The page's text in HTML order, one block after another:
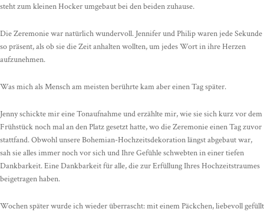
steht zum kleinen Hocker umgebaut bei den beiden zuhause.
Die Zeremonie war natürlich wundervoll. Jennifer und Philip waren jede Sekunde
so präsent, als ob sie die Zeit anhalten wollten, um jedes Wort in ihre Herzen
aufzunehmen.
Was mich als Mensch am meisten berührte kam aber einen Tag später.
Jenny schickte mir eine Tonaufnahme und erzählte mir, wie sie sich kurz vor dem
Frühstück noch mal an den Platz gesetzt hatte, wo die Zeremonie einen Tag zuvor
stattfand. Obwohl unsere Bohemian-Hochzeitsdekoration längst abgebaut war,
sah sie alles immer noch vor sich und Ihre Gefühle schwebten in einer tiefen
Dankbarkeit. Eine Dankbarkeit für alle, die zur Erfüllung Ihres Hochzeitstraumes
beigetragen haben.
Wochen später wurde ich wieder überrascht: mit einem Päckchen, liebevoll gefüllt